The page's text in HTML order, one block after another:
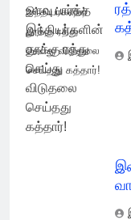
இந்தியர்களின்
தூக்கு ரத்து
செய்து விடுதலை
செய்தது கத்தார்!